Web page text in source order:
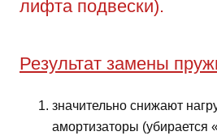
лифта подвески).
Результат замены
значительно снижают
амортизаторы (убирается